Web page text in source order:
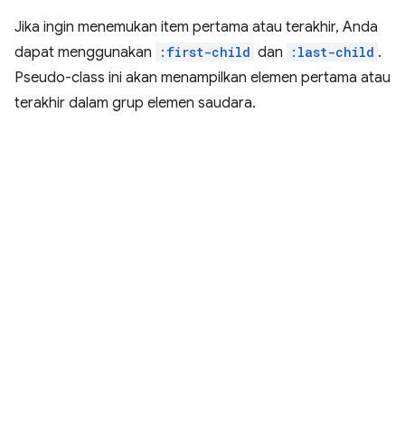
Jika ingin menemukan item pertama atau terakhir, Anda
dapat menggunakan
:first-child dan :last-child .
Pseudo-class ini akan menampilkan elemen pertama atau
terakhir dalam grup elemen saudara.